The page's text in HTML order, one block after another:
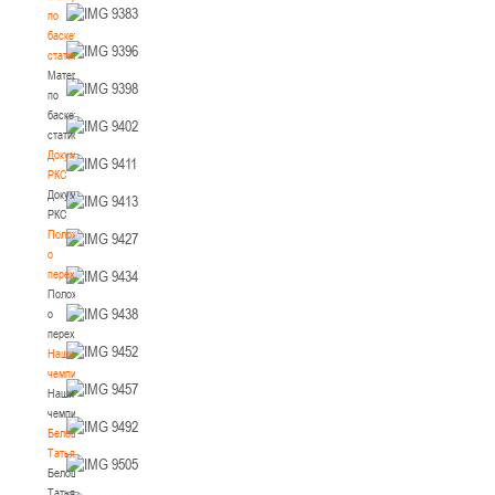
по
баскетбольной
статистике
Материалы
по
баскетбольной
статистике
Документы
РКС
Документы
РКС
Положение
о
переходах
Положение
о
переходах
Наши
чемпионы
Наши
чемпионы
Белошапко
Татьяна
Белошапко
Татьяна